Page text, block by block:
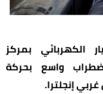
الكهربائي بمركز
واسع بحركة
إنجلترا.